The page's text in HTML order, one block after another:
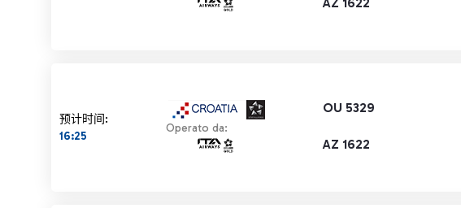
预计时间:
16:25
OU 5329
Operato da:
AZ 1622